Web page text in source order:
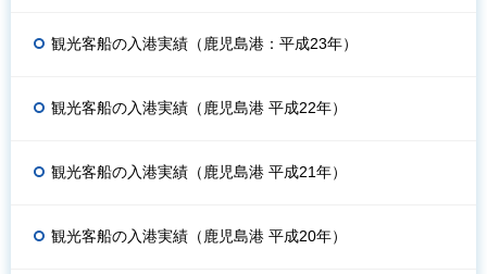
観光客船の入港実績（鹿児島港：平成23年）
観光客船の入港実績（鹿児島港 平成22年）
観光客船の入港実績（鹿児島港 平成21年）
観光客船の入港実績（鹿児島港 平成20年）